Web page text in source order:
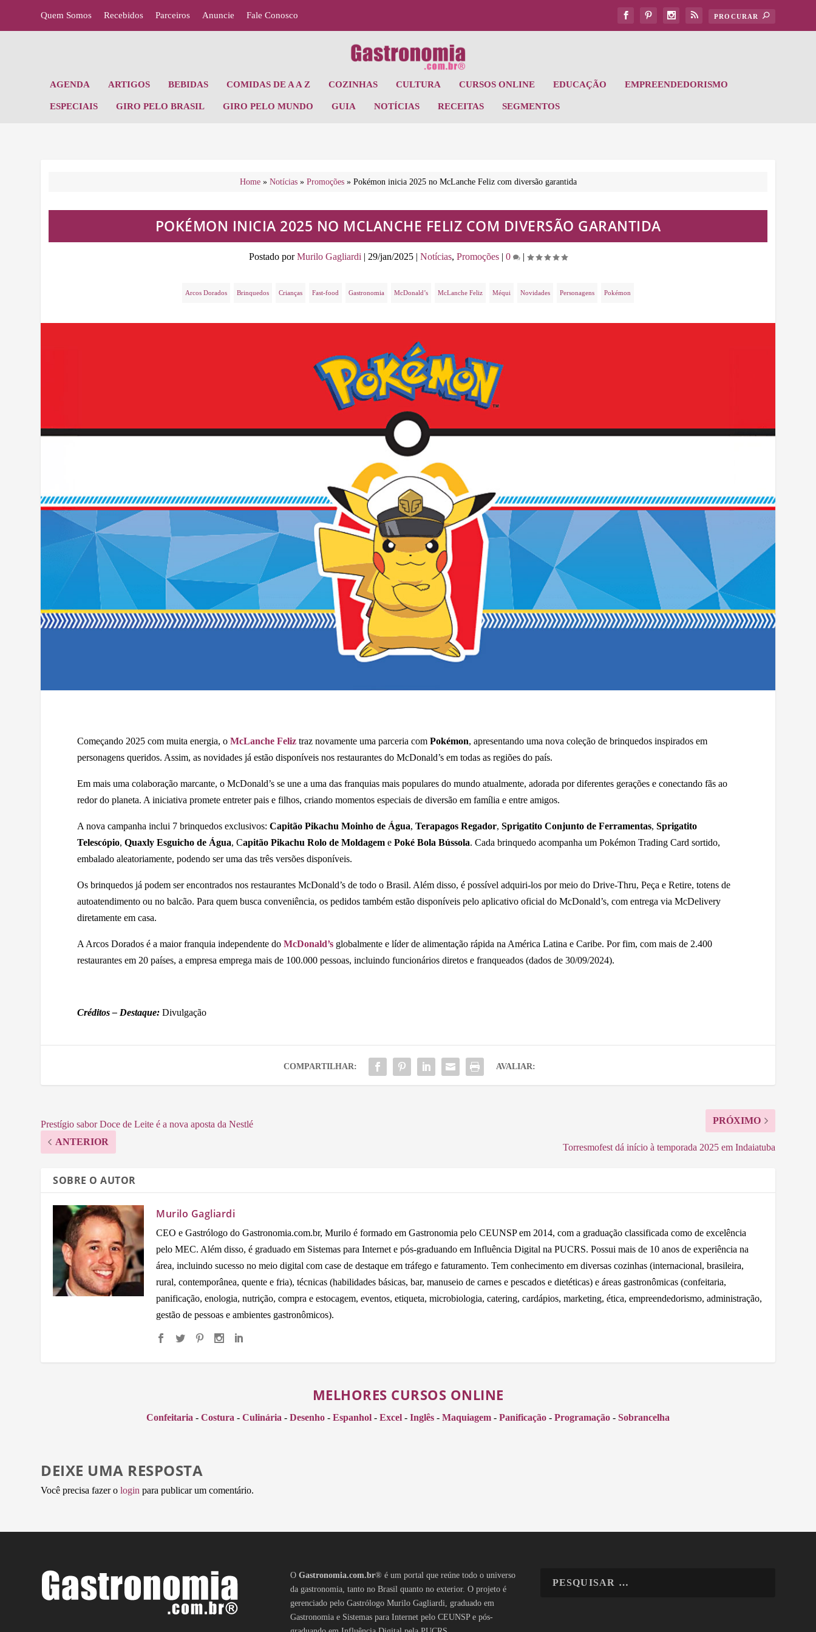
Quem Somos Recebidos Parceiros Anuncie Fale Conosco
AGENDA ARTIGOS BEBIDAS COMIDAS DE A A Z COZINHAS CULTURA CURSOS ONLINE EDUCAÇÃO EMPREENDEDORISMO
ESPECIAIS GIRO PELO BRASIL GIRO PELO MUNDO GUIA NOTÍCIAS RECEITAS SEGMENTOS
Home» Notícias» Promoções» Pokémon inicia 2025 no McLanche Feliz com diversão garantida
POKÉMON INICIA 2025 NO MCLANCHE FELIZ COM DIVERSÃO GARANTIDA
Postado porMurilo Gagliardi | 29/jan/2025 | Notícias, Promoções | 0 |
Arcos Dorados Brinquedos Crianças Fast-food Gastronomia McDonald’s McLanche Feliz Méqui Novidades Personagens Pokémon
Começando 2025 com muita energia, oMcLanche Feliz traz novamente uma parceria comPokémon, apresentando uma nova coleção de brinquedos inspirados em
personagens queridos. Assim, as novidades já estão disponíveis nos restaurantes do McDonald’s em todas as regiões do país.
Em mais uma colaboração marcante, o McDonald’s se une a uma das franquias mais populares do mundo atualmente, adorada por diferentes gerações e conectando fãs ao
redor do planeta. A iniciativa promete entreter pais e filhos, criando momentos especiais de diversão em família e entre amigos.
A nova campanha inclui 7 brinquedos exclusivos:Capitão Pikachu Moinho de Água,Terapagos Regador,Sprigatito Conjunto de Ferramentas,Sprigatito
Telescópio,Quaxly Esguicho de Água, Capitão Pikachu Rolo de Moldagem ePoké Bola Bússola. Cada brinquedo acompanha um Pokémon Trading Card sortido,
embalado aleatoriamente, podendo ser uma das três versões disponíveis.
Os brinquedos já podem ser encontrados nos restaurantes McDonald’s de todo o Brasil. Além disso, é possível adquiri-los por meio do Drive-Thru, Peça e Retire, totens de
autoatendimento ou no balcão. Para quem busca conveniência, os pedidos também estão disponíveis pelo aplicativo oficial do McDonald’s, com entrega via McDelivery
diretamente em casa.
A Arcos Dorados é a maior franquia independente doMcDonald’s globalmente e líder de alimentação rápida na América Latina e Caribe. Por fim, com mais de 2.400
restaurantes em 20 países, a empresa emprega mais de 100.000 pessoas, incluindo funcionários diretos e franqueados (dados de 30/09/2024).
Créditos – Destaque: Divulgação
COMPARTILHAR: AVALIAR:
Prestígio sabor Doce de Leite é a nova aposta da Nestlé
ANTERIOR
PRÓXIMO
Torresmofest dá início à temporada 2025 em Indaiatuba
SOBRE O AUTOR
Murilo Gagliardi
CEO e Gastrólogo do Gastronomia.com.br, Murilo é formado em Gastronomia pelo CEUNSP em 2014, com a graduação classificada como de excelência
pelo MEC. Além disso, é graduado em Sistemas para Internet e pós-graduando em Influência Digital na PUCRS. Possui mais de 10 anos de experiência na
área, incluindo sucesso no meio digital com case de destaque em tráfego e faturamento. Tem conhecimento em diversas cozinhas (internacional, brasileira,
rural, contemporânea, quente e fria), técnicas (habilidades básicas, bar, manuseio de carnes e pescados e dietéticas) e áreas gastronômicas (confeitaria,
panificação, enologia, nutrição, compra e estocagem, eventos, etiqueta, microbiologia, catering, cardápios, marketing, ética, empreendedorismo, administração,
gestão de pessoas e ambientes gastronômicos).
MELHORES CURSOS ONLINE
Confeitaria - Costura - Culinária - Desenho - Espanhol - Excel - Inglês - Maquiagem - Panificação - Programação - Sobrancelha
DEIXE UMA RESPOSTA
Você precisa fazer ologin para publicar um comentário.
OGastronomia.com.br® é um portal que reúne todo o universo
da gastronomia, tanto no Brasil quanto no exterior. O projeto é
gerenciado pelo Gastrólogo Murilo Gagliardi, graduado em
Gastronomia e Sistemas para Internet pelo CEUNSP e pós-